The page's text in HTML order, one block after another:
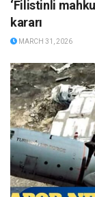
‘Filistinli
kararı
MARCH 31, 2026